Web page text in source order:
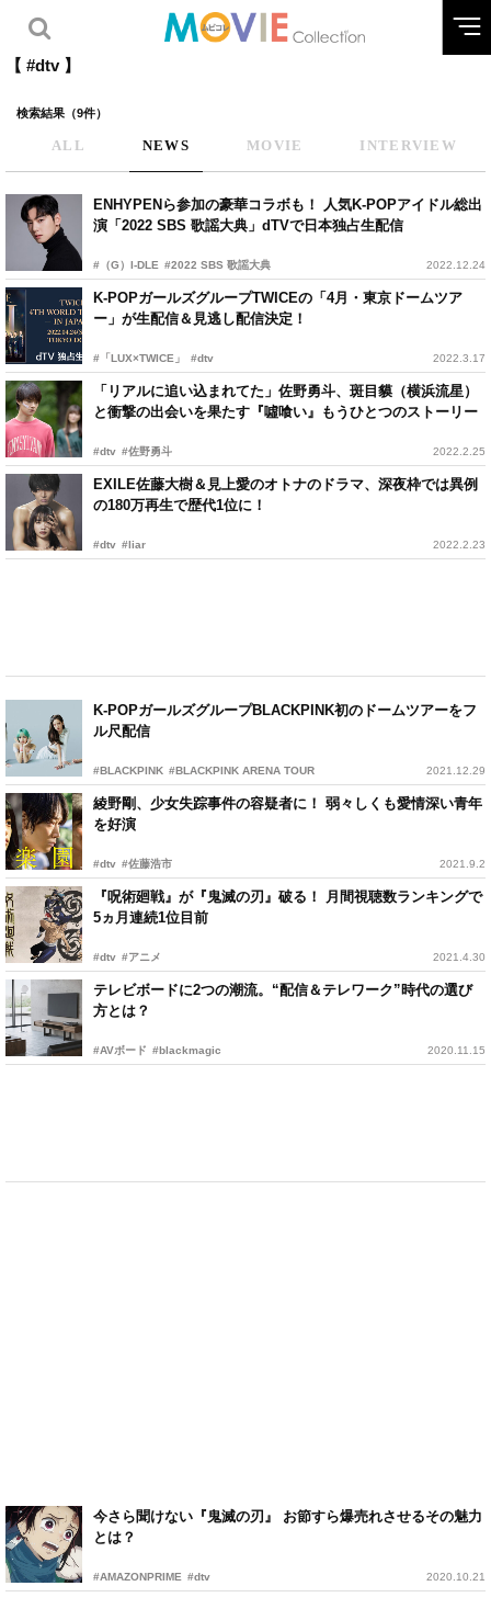
【 #dtv 】
検索結果（9件）
ALL NEWS MOVIE INTERVIEW
ENHYPENら参加の豪華コラボも！ 人気K-POPアイドル総出
演「2022 SBS 歌謡大典」dTVで日本独占生配信
#（G）I-DLE #2022 SBS 歌謡大典 2022.12.24
K-POPガールズグループTWICEの「4月・東京ドームツア
ー」が生配信＆見逃し配信決定！
#「LUX×TWICE」 #dtv 2022.3.17
「リアルに追い込まれてた」佐野勇斗、斑目貘（横浜流星）
と衝撃の出会いを果たす『噓喰い』もうひとつのストーリー
#dtv #佐野勇斗 2022.2.25
EXILE佐藤大樹＆見上愛のオトナのドラマ、深夜枠では異例
の180万再生で歴代1位に！
#dtv #liar 2022.2.23
K-POPガールズグループBLACKPINK初のドームツアーをフ
ル尺配信
#BLACKPINK #BLACKPINK ARENA TOUR 2021.12.29
綾野剛、少女失踪事件の容疑者に！ 弱々しくも愛情深い青年
を好演
#dtv #佐藤浩市 2021.9.2
『呪術廻戦』が『鬼滅の刃』破る！ 月間視聴数ランキングで
5ヵ月連続1位目前
#dtv #アニメ 2021.4.30
テレビボードに2つの潮流。“配信＆テレワーク”時代の選び
方とは？
#AVボード #blackmagic 2020.11.15
今さら聞けない『鬼滅の刃』 お節すら爆売れさせるその魅力
とは？
#AMAZONPRIME #dtv 2020.10.21